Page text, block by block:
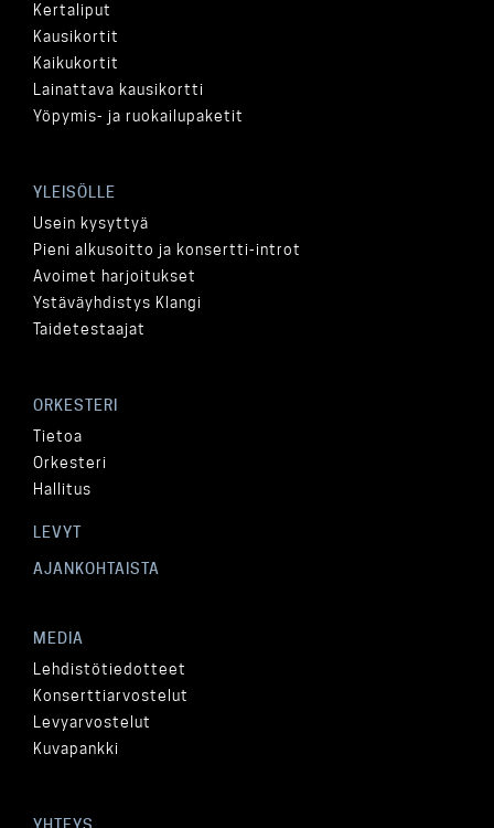
Kertaliput
Kausikortit
Kaikukortit
Lainattava kausikortti
Yöpymis- ja ruokailupaketit
YLEISÖLLE
Usein kysyttyä
Pieni alkusoitto ja konsertti-introt
Avoimet harjoitukset
Ystäväyhdistys Klangi
Taidetestaajat
ORKESTERI
Tietoa
Orkesteri
Hallitus
LEVYT
AJANKOHTAISTA
MEDIA
Lehdistötiedotteet
Konserttiarvostelut
Levyarvostelut
Kuvapankki